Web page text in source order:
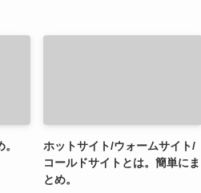
ホットサイト/ウォームサイト/
コールドサイトとは。簡単にま
とめ。